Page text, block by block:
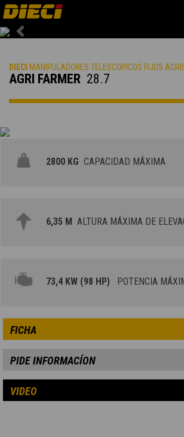
Previous
DIECI MANIPULADORES TELESCOPICOS FIJOS
AGRI FARMER 28.7
2800 KG CAPACIDAD MÁXIMA
6,35 M ALTURA MÁXIMA DE
73,4 KW (98 HP) POTENCIA
FICHA
PIDE INFORMACÍON
VIDEO